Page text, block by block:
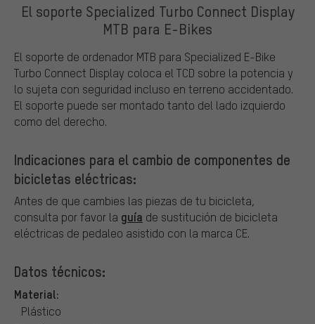
El soporte Specialized Turbo Connect Display
MTB para E-Bikes
El soporte de ordenador MTB para Specialized E-Bike
Turbo Connect Display coloca el TCD sobre la potencia y
lo sujeta con seguridad incluso en terreno accidentado.
El soporte puede ser montado tanto del lado izquierdo
como del derecho.
Indicaciones para el cambio de componentes de
bicicletas eléctricas:
Antes de que cambies las piezas de tu bicicleta,
consulta por favor la guía de sustitución de bicicleta
eléctricas de pedaleo asistido con la marca CE.
Datos técnicos:
Material:
Plástico